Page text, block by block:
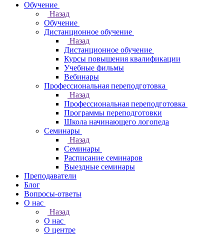
Обучение
Назад
Обучение
Дистанционное обучение
Назад
Дистанционное обучение
Курсы повышения квалификации
Учебные фильмы
Вебинары
Профессиональная переподготовка
Назад
Профессиональная переподготовка
Программы переподготовки
Школа начинающего логопеда
Семинары
Назад
Семинары
Расписание семинаров
Выездные семинары
Преподаватели
Блог
Вопросы-ответы
О нас
Назад
О нас
О центре